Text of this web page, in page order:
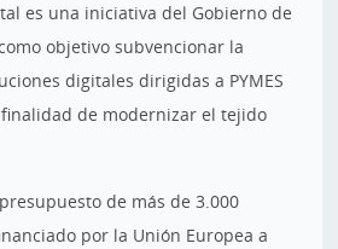
es una iniciativa del Gobierno de
objetivo subvencionar la
digitales dirigidas a PYMES
de modernizar el tejido
de más de 3.000
por la Unión Europea a